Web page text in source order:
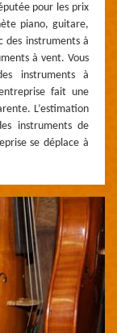
pour les prix
piano, guitare,
des instruments à
à vent. Vous
instruments à
fait une
L’estimation
instruments de
se déplace à